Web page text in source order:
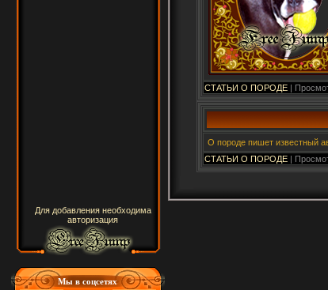
Для добавления необходима
авторизация
Мы в соцсетях
СТАТЬИ О ПОРОДЕ|
О породе пишет известный
СТАТЬИ О ПОРОДЕ|